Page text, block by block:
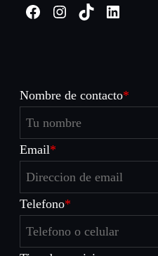
Facebook
Instagram
TikTokLinkedIn
Nombre de contacto*
Email*
Telefono*